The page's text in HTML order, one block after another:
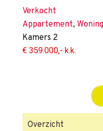
Verkocht
Appartement, Woning
Kamers 2
€ 359.000,- k.k.
Overzicht